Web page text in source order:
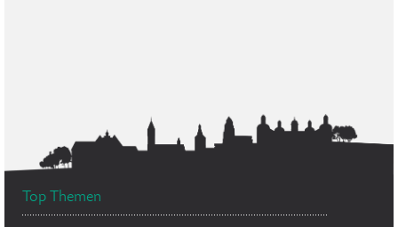
Top Themen